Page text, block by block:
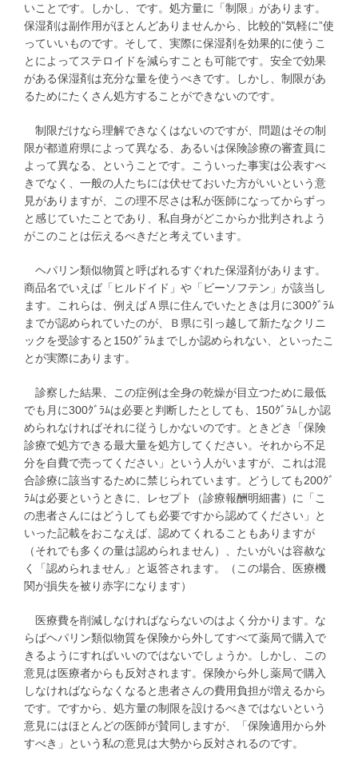
いことです。しかし、です。処方量に「制限」があります。
保湿剤は副作用がほとんどありませんから、比較的”気軽に”使
っていいものです。そして、実際に保湿剤を効果的に使うこ
とによってステロイドを減らすことも可能です。安全で効果
がある保湿剤は充分な量を使うべきです。しかし、制限があ
るためにたくさん処方することができないのです。
制限だけなら理解できなくはないのですが、問題はその制
限が都道府県によって異なる、あるいは保険診療の審査員に
よって異なる、ということです。こういった事実は公表すべ
きでなく、一般の人たちには伏せておいた方がいいという意
見がありますが、この理不尽さは私が医師になってからずっ
と感じていたことであり、私自身がどこからか批判されよう
がこのことは伝えるべきだと考えています。
ヘパリン類似物質と呼ばれるすぐれた保湿剤があります。
商品名でいえば「ヒルドイド」や「ビーソフテン」が該当し
ます。これらは、例えばＡ県に住んでいたときは月に300ｸﾞﾗﾑ
までが認められていたのが、Ｂ県に引っ越して新たなクリニ
ックを受診すると150ｸﾞﾗﾑまでしか認められない、といったこ
とが実際にあります。
診察した結果、この症例は全身の乾燥が目立つために最低
でも月に300ｸﾞﾗﾑは必要と判断したとしても、150ｸﾞﾗﾑしか認
められなければそれに従うしかないのです。ときどき「保険
診療で処方できる最大量を処方してください。それから不足
分を自費で売ってください」という人がいますが、これは混
合診療に該当するために禁じられています。どうしても200ｸﾞ
ﾗﾑは必要というときに、レセプト（診療報酬明細書）に「こ
の患者さんにはどうしても必要ですから認めてください」と
いった記載をおこなえば、認めてくれることもありますが
（それでも多くの量は認められません）、たいがいは容赦な
く「認められません」と返答されます。（この場合、医療機
関が損失を被り赤字になります）
医療費を削減しなければならないのはよく分かります。な
らばヘパリン類似物質を保険から外してすべて薬局で購入で
きるようにすればいいのではないでしょうか。しかし、この
意見は医療者からも反対されます。保険から外し薬局で購入
しなければならなくなると患者さんの費用負担が増えるから
です。ですから、処方量の制限を設けるべきではないという
意見にはほとんどの医師が賛同しますが、「保険適用から外
すべき」という私の意見は大勢から反対されるのです。